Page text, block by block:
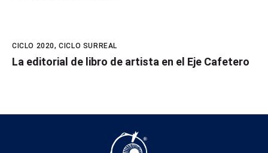
CICLO 2020,CICLO SURREAL
La editorial de libro de artista en el Eje Cafetero